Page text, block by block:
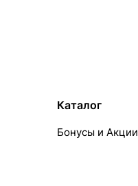
Каталог
Бонусы и Акции